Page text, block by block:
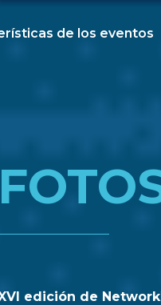
de los eventos
edición de